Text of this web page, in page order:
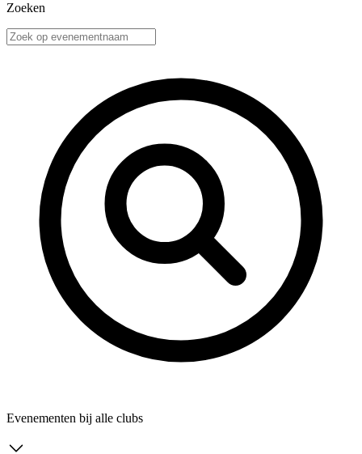
Zoeken
Evenementen bij alle clubs